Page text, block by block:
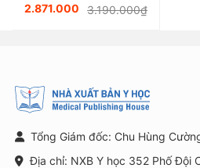
2.871.000 3.190.000₫
Tổng Giám đốc: Chu Hùng
Địa chỉ: NXB Y học 352 Phố Đội